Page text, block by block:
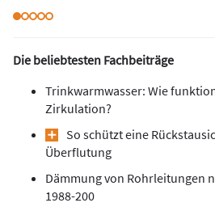
Die beliebtesten Fachbeiträge
Trinkwarmwasser: Wie
Zirkulation?
So schützt eine
Überflutung
Dämmung von Rohrleitungen
1988-200